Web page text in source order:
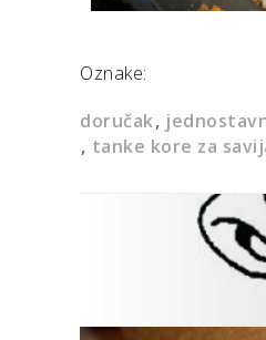
Oznake:
doručak
tanke kore za